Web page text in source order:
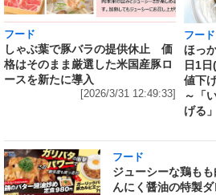
フード
しゃぶ葉で豚バラの提供休止 価
格はそのまま厳選した米国産豚ロ
ースを新たに導入
[2026/3/31 12:49:33]
フード
ほっ
日1
値下
～「
げる」
フード
ジューシーな鶏も
んにく醤油の特製